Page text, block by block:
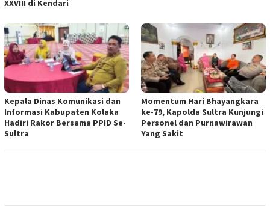
XXVIII di Kendari
Kepala Dinas Komunikasi dan
Informasi Kabupaten Kolaka
Hadiri Rakor Bersama PPID Se-
Sultra
Momentum Hari Bhayangkara
ke-79, Kapolda Sultra Kunjungi
Personel dan Purnawirawan
Yang Sakit